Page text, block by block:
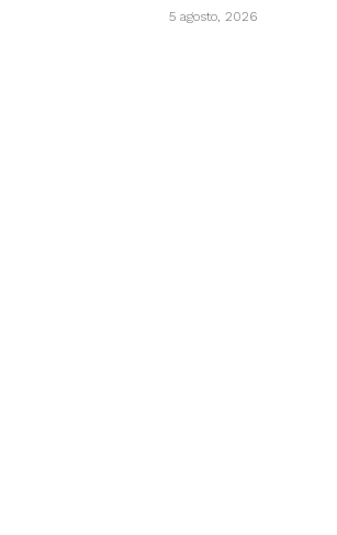
5 agosto, 2026